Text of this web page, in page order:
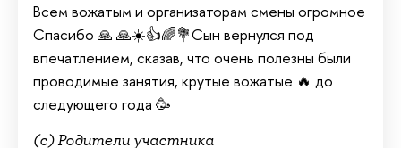
Всем вожатым и организаторам смены огромное
Спасибо 🙏 🙏☀️👍🌈💐Сын вернулся под
впечатлением, сказав, что очень полезны были
проводимые занятия, крутые вожатые 🔥 до
следующего года 🥳
(с) Родители участника